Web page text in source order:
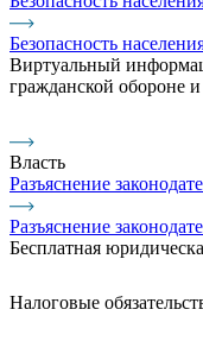
Безопасность
Виртуальный
гражданской обороне
Власть
Разъяснение
Разъяснение
Бесплатная
Налоговые